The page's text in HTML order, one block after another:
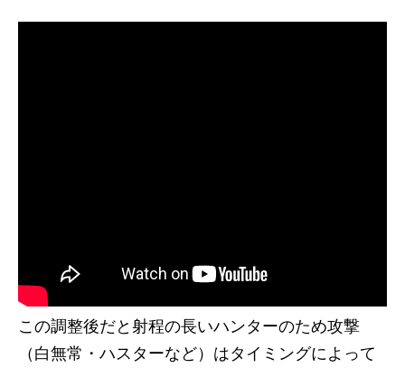
この調整後だと射程の長いハンターのため攻撃
（白無常・ハスターなど）はタイミングによって